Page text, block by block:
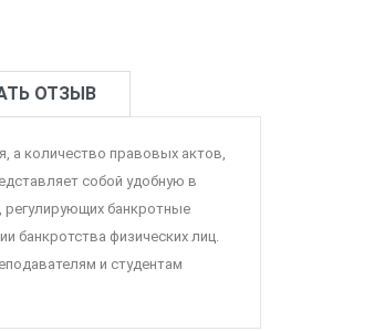
ОТЗЫВ
а количество правовых актов,
собой удобную в
регулирующих банкротные
банкротства физических лиц.
и студентам